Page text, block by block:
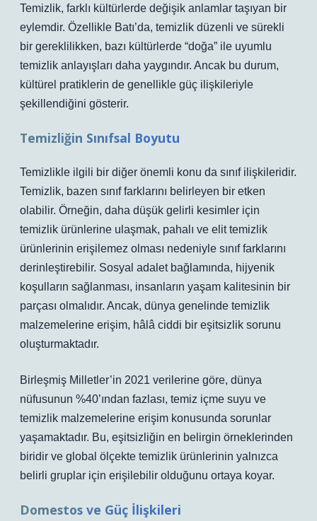
Temizlik, farklı kültürlerde değişik anlamlar taşıyan bir
eylemdir. Özellikle Batı’da, temizlik düzenli ve sürekli
bir gereklilikken, bazı kültürlerde “doğa” ile uyumlu
temizlik anlayışları daha yaygındır. Ancak bu durum,
kültürel pratiklerin de genellikle güç ilişkileriyle
şekillendiğini gösterir.
Temizliğin Sınıfsal Boyutu
Temizlikle ilgili bir diğer önemli konu da sınıf ilişkileridir.
Temizlik, bazen sınıf farklarını belirleyen bir etken
olabilir. Örneğin, daha düşük gelirli kesimler için
temizlik ürünlerine ulaşmak, pahalı ve elit temizlik
ürünlerinin erişilemez olması nedeniyle sınıf farklarını
derinleştirebilir. Sosyal adalet bağlamında, hijyenik
koşulların sağlanması, insanların yaşam kalitesinin bir
parçası olmalıdır. Ancak, dünya genelinde temizlik
malzemelerine erişim, hâlâ ciddi bir eşitsizlik sorunu
oluşturmaktadır.
Birleşmiş Milletler’in 2021 verilerine göre, dünya
nüfusunun %40’ından fazlası, temiz içme suyu ve
temizlik malzemelerine erişim konusunda sorunlar
yaşamaktadır. Bu, eşitsizliğin en belirgin örneklerinden
biridir ve global ölçekte temizlik ürünlerinin yalnızca
belirli gruplar için erişilebilir olduğunu ortaya koyar.
Domestos ve Güç İlişkileri